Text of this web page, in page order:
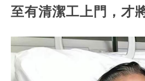
至有清潔工上門，才